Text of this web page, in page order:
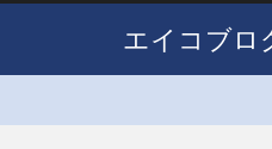
エイコブロ